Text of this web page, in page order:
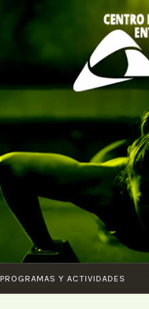
PROGRAMAS Y ACTIVIDADES